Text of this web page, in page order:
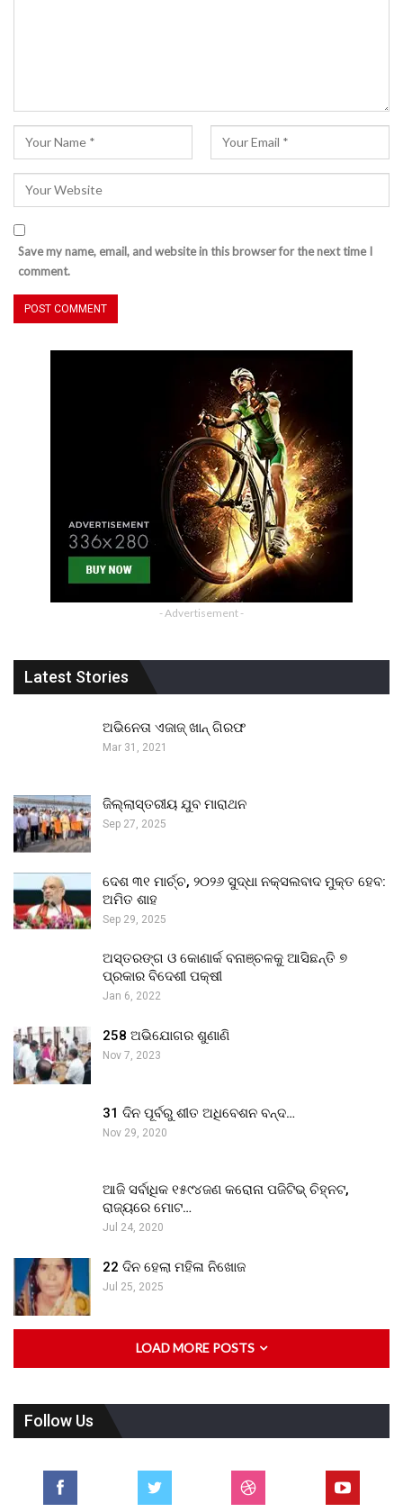
Save my name, email, and website in this browser for the next time I
comment.
- Advertisement -
Latest Stories
ଅଭିନେତା ଏଜାଜ୍ ଖାନ୍ ଗିରଫ
Mar 31, 2021
ଜିଲ୍ଲାସ୍ତରୀୟ ଯୁବ ମାରାଥନ
Sep 27, 2025
ଦେଶ ୩୧ ମାର୍ଚ୍ଚ, ୨୦୨୬ ସୁଦ୍ଧା ନକ୍ସଲବାଦ ମୁକ୍ତ ହେବ:
ଅମିତ ଶାହ
Sep 29, 2025
ଅସ୍ତରଙ୍ଗ ଓ କୋଣାର୍କ ବନାଞ୍ଚଳକୁ ଆସିଛନ୍ତି ୭
ପ୍ରକାର ବିଦେଶୀ ପକ୍ଷୀ
Jan 6, 2022
258 ଅଭିଯୋଗର ଶୁଣାଣି
Nov 7, 2023
31 ଦିନ ପୂର୍ବରୁ ଶୀତ ଅଧିବେଶନ ବନ୍ଦ…
Nov 29, 2020
ଆଜି ସର୍ବାଧିକ ୧୫୯୪ଜଣ କରୋନା ପଜିଟିଭ୍ ଚିହ୍ନଟ,
ରାଜ୍ୟରେ ମୋଟ…
Jul 24, 2020
22 ଦିନ ହେଲା ମହିଳା ନିଖୋଜ
Jul 25, 2025
LOAD MORE POSTS
Follow Us